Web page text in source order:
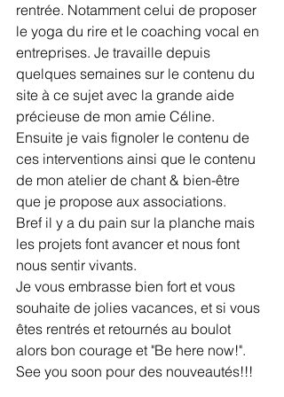
rentrée. Notamment celui de proposer
le yoga du rire et le coaching vocal en
entreprises. Je travaille depuis
quelques semaines sur le contenu du
site à ce sujet avec la grande aide
précieuse de mon amie Céline.
Ensuite je vais fignoler le contenu de
ces interventions ainsi que le contenu
de mon atelier de chant & bien-être
que je propose aux associations.
Bref il y a du pain sur la planche mais
les projets font avancer et nous font
nous sentir vivants.
Je vous embrasse bien fort et vous
souhaite de jolies vacances, et si vous
êtes rentrés et retournés au boulot
alors bon courage et "Be here now!".
See you soon pour des nouveautés!!!